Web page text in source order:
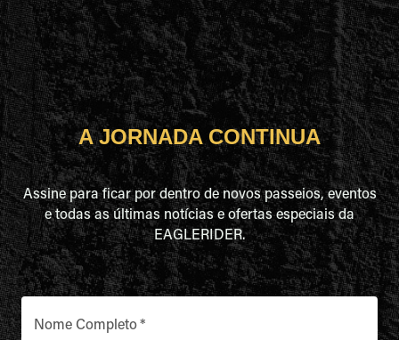
A JORNADA CONTINUA
Assine para ficar por dentro de novos passeios, eventos
e todas as últimas notícias e ofertas especiais da
EAGLERIDER.
Nome Completo*